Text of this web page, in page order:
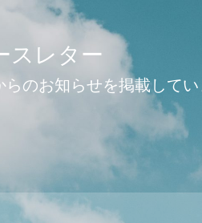
スレター
のお知らせを掲載して